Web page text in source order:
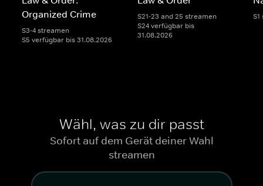
Organized Crime
S3-4 streamen
S5 verfügbar bis 31.08.2026
S21-23 and 25 streamen
S24 verfügbar bis
31.08.2026
Wähl, was zu dir passt
Sofort auf dem Gerät deiner Wahl
streamen